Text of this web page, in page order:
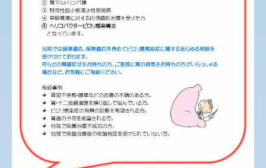
健康トピックス
今月の予定
Q&A
アクセスマップ
リンク